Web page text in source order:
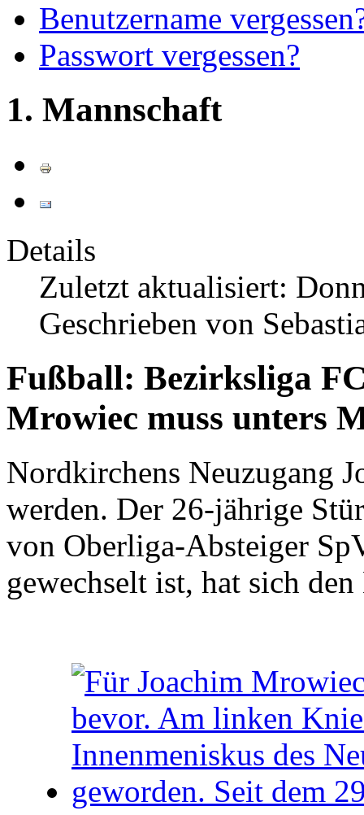
Benutzername
Passwort vergessen?
1. Mannschaft
Details
Zuletzt aktualisiert:
Geschrieben von
Fußball: Bezirksliga
Mrowiec muss unters
Nordkirchens Neuzugang
werden. Der 26-jährige
von Oberliga-Absteiger
gewechselt ist, hat sich